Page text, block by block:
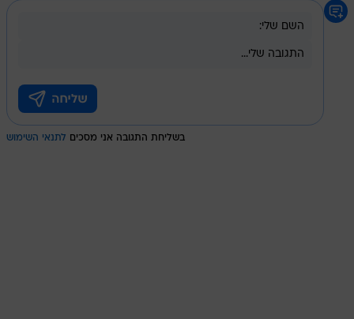
בשליחת התגובה אני מסכים לתנאי השימוש